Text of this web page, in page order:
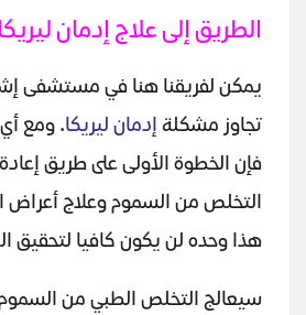
الطريق إلى علاج إدمان
يمكن لفريقنا هنا في مستشفى
تجاوز مشكلة إدمان ليريكا. ومع أي
فإن الخطوة الأولى على طريق
التخلص من السموم وعلاج أعراض
هذا وحده لن يكون كافيا لتحقيق
سيعالج التخلص الطبي من